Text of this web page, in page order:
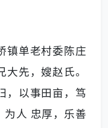
镇单老村委陈庄
先，嫂赵氏。
，以事田亩，笃
为人 忠厚，乐善